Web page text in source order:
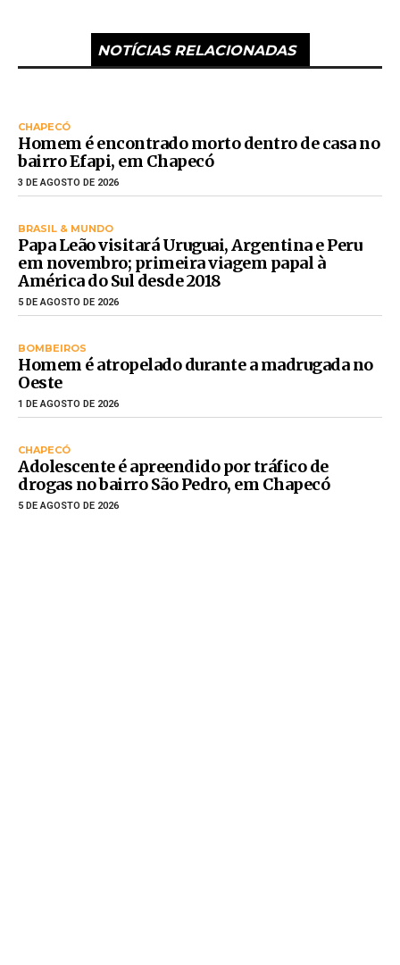
NOTÍCIAS RELACIONADAS
CHAPECÓ
Homem é encontrado morto dentro de casa no
bairro Efapi, em Chapecó
3 DE AGOSTO DE 2026
BRASIL & MUNDO
Papa Leão visitará Uruguai, Argentina e Peru
em novembro; primeira viagem papal à
América do Sul desde 2018
5 DE AGOSTO DE 2026
BOMBEIROS
Homem é atropelado durante a madrugada no
Oeste
1 DE AGOSTO DE 2026
CHAPECÓ
Adolescente é apreendido por tráfico de
drogas no bairro São Pedro, em Chapecó
5 DE AGOSTO DE 2026